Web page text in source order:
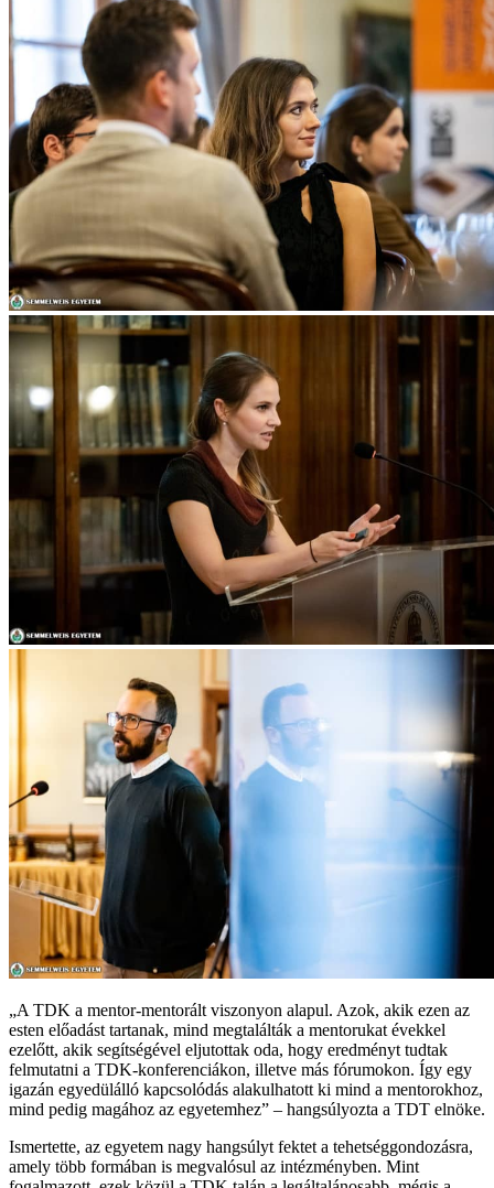
„A TDK a mentor-mentorált viszonyon alapul. Azok, akik ezen az
esten előadást tartanak, mind megtalálták a mentorukat évekkel
ezelőtt, akik segítségével eljutottak oda, hogy eredményt tudtak
felmutatni a TDK-konferenciákon, illetve más fórumokon. Így egy
igazán egyedülálló kapcsolódás alakulhatott ki mind a mentorokhoz,
mind pedig magához az egyetemhez” – hangsúlyozta a TDT elnöke.
Ismertette, az egyetem nagy hangsúlyt fektet a tehetséggondozásra,
amely több formában is megvalósul az intézményben. Mint